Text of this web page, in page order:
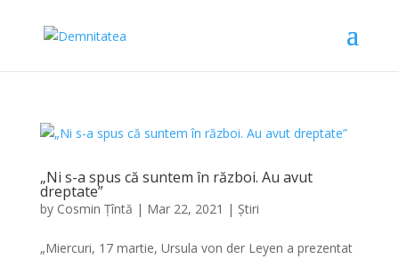
„Ni s-a spus că suntem în război. Au avut
dreptate”
by Cosmin Țîntă | Mar 22, 2021 | Știri
„Miercuri, 17 martie, Ursula von der Leyen a prezentat